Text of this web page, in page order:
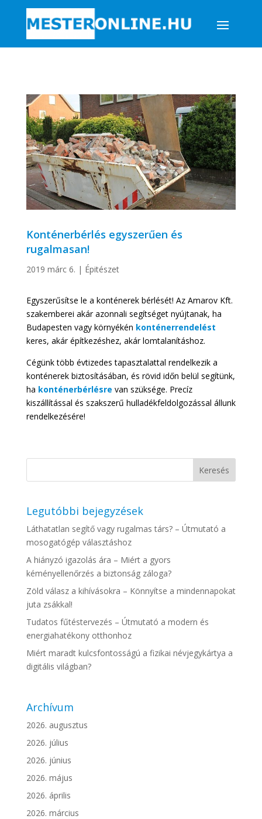
Konténerbérlés egyszerűen és
rugalmasan!
2019 márc 6. | Épitészet
Egyszerűsítse le a konténerek bérlését! Az Amarov Kft.
szakemberei akár azonnali segítséget nyújtanak, ha
Budapesten vagy környékén konténerrendelést
keres, akár építkezéshez, akár lomtalanításhoz.
Cégünk több évtizedes tapasztalattal rendelkezik a
konténerek biztosításában, és rövid időn belül segítünk,
ha konténerbérlésre van szüksége. Precíz
kiszállítással és szakszerű hulladékfeldolgozással állunk
rendelkezésére!
Legutóbbi bejegyzések
Láthatatlan segítő vagy rugalmas társ? – Útmutató a
mosogatógép választáshoz
A hiányzó igazolás ára – Miért a gyors
kéményellenőrzés a biztonság záloga?
Zöld válasz a kihívásokra – Könnyítse a mindennapokat
juta zsákkal!
Tudatos fűtéstervezés – Útmutató a modern és
energiahatékony otthonhoz
Miért maradt kulcsfontosságú a fizikai névjegykártya a
digitális világban?
Archívum
2026. augusztus
2026. július
2026. június
2026. május
2026. április
2026. március